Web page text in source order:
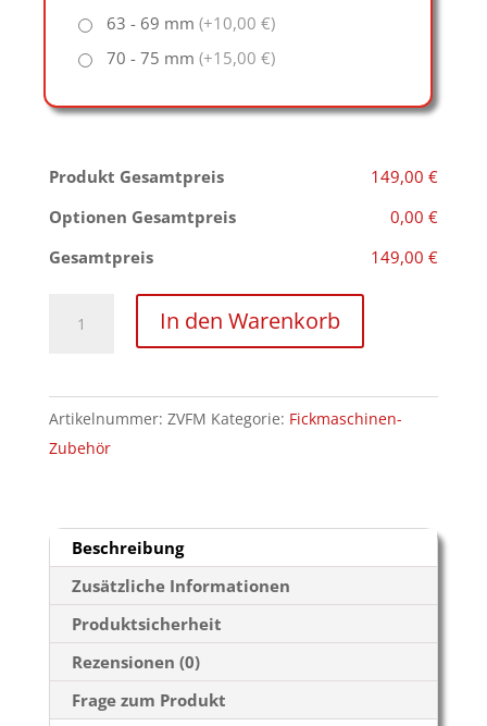
63 - 69 mm (+10,00 €)
70 - 75 mm (+15,00 €)
Produkt Gesamtpreis
149,00 €
Optionen Gesamtpreis
0,00 €
Gesamtpreis
149,00 €
Venus
Melkmaschinen
Halterung
für
Menge
In den Warenkorb
Artikelnummer: ZVFM Kategorie: Fickmaschinen-
Zubehör
Beschreibung
Zusätzliche Informationen
Produktsicherheit
Rezensionen (0)
Frage zum Produkt